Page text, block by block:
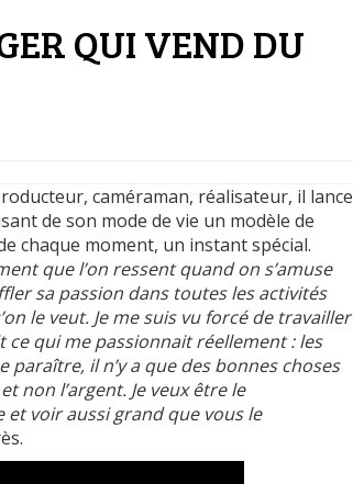
QUI VEND DU
caméraman, réalisateur, il lance
de son mode de vie un modèle de
chaque moment, un instant spécial.
que l’on ressent quand on s’amuse
sa passion dans toutes les activités
le veut. Je me suis vu forcé de travailler
ce qui me passionnait réellement : les
il n’y a que des bonnes choses
non l’argent. Je veux être le
voir aussi grand que vous le